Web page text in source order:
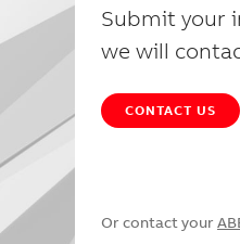
Submit your
we will
CONTACT US
Or contact your